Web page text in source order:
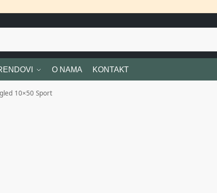
O NAMA KONTAKT
10×50 Sport